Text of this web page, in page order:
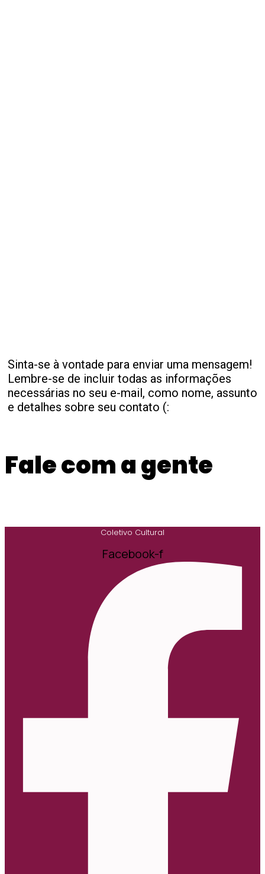
Sinta-se à vontade para enviar uma mensagem!
Lembre-se de incluir todas as informações
necessárias no seu e-mail, como nome, assunto
e detalhes sobre seu contato (:
Fale com a gente
Coletivo Cultural
Facebook-f